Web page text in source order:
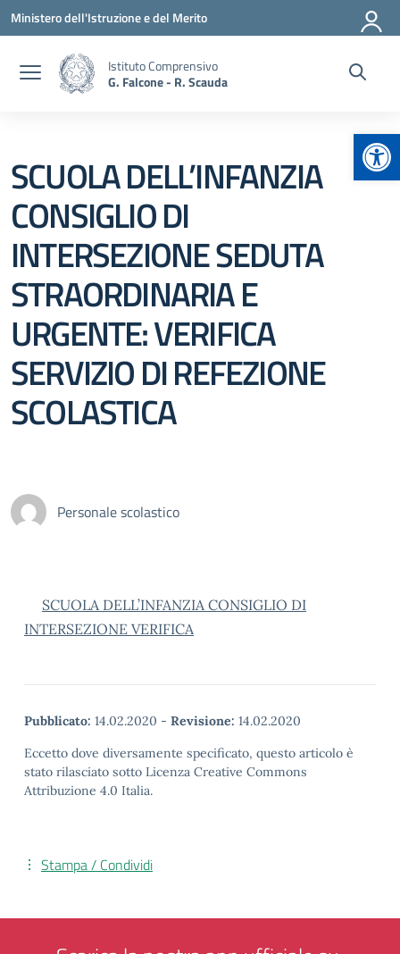
Vai ai contenuti
Vai al menu di navigazione
Vai al footer
Ministero dell'Istruzione e del Merito
Istituto Comprensivo
G. Falcone - R. Scauda
SCUOLA DELL’INFANZIA
CONSIGLIO DI
INTERSEZIONE SEDUTA
STRAORDINARIA E
URGENTE: VERIFICA
SERVIZIO DI REFEZIONE
SCOLASTICA
Personale scolastico
SCUOLA DELL’INFANZIA CONSIGLIO DI
INTERSEZIONE VERIFICA
Pubblicato: 14.02.2020 - Revisione: 14.02.2020
Eccetto dove diversamente specificato, questo articolo è
stato rilasciato sotto Licenza Creative Commons
Attribuzione 4.0 Italia.
Stampa / Condividi